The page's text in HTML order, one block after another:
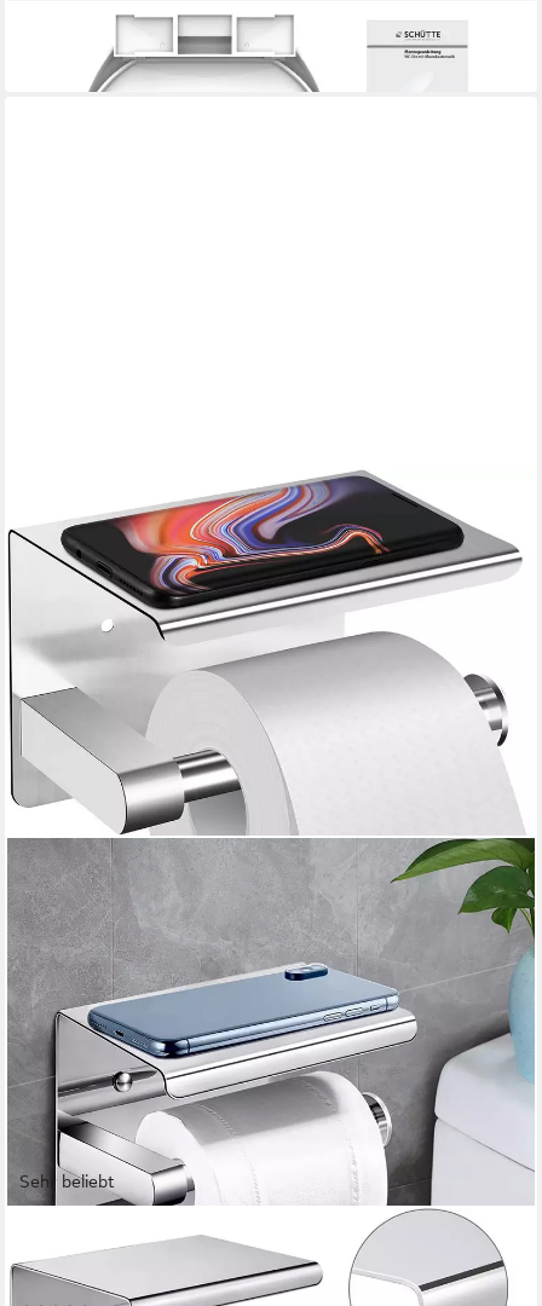
UVP29,99 €
in 4-5 Werktagen bei dir
Sehr beliebt
Toilettenpapierhalter Ohne Bohren mit Ablage,Selbstklebende
Klopapierhalter,für Bad Küche